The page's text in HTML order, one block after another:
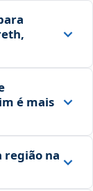
é mais
região na